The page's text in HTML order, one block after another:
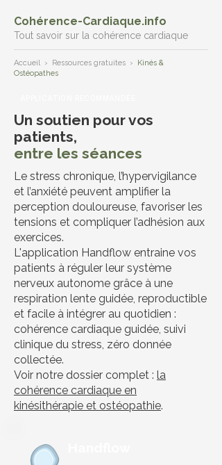
Cohérence-Cardiaque.info
Tout savoir sur la cohérence cardiaque
Accueil › Ressources gratuites ›
Kinés &
Ostéopathes
Un soutien pour vos
patients,
entre les séances
Le stress chronique, l’hypervigilance
et l’anxiété peuvent amplifier la
perception douloureuse, favoriser les
tensions et compliquer l’adhésion aux
exercices.
L'application Handflow entraine vos
patients à réguler leur système
nerveux autonome grâce à une
respiration lente guidée, reproductible
et facile à intégrer au quotidien :
cohérence cardiaque guidée, suivi
clinique du stress, zéro donnée
collectée.
Voir notre dossier complet : la
cohérence cardiaque en
kinésithérapie et ostéopathie.